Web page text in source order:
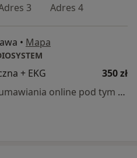
3 Adres 4
• Mapa
+ EKG
350 zł
Specjalista nie oferuje umawiania online pod tym adresem.